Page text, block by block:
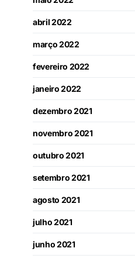
abril 2022
março 2022
fevereiro 2022
janeiro 2022
dezembro 2021
novembro 2021
outubro 2021
setembro 2021
agosto 2021
julho 2021
junho 2021